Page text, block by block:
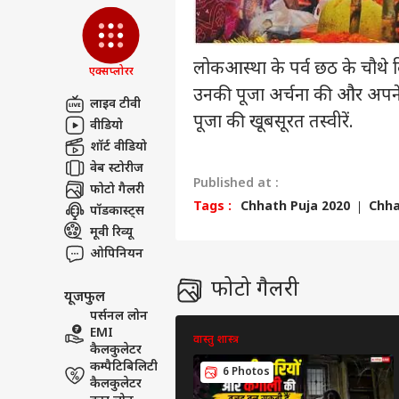
एक्सप्लोरर
लाइव टीवी
वीडियो
शॉर्ट वीडियो
वेब स्टोरीज
फोटो गैलरी
पॉडकास्ट्स
मूवी रिव्यू
ओपिनियन
यूजफुल
पर्सनल लोन
EMI
कैलकुलेटर
कम्पैटिबिलिटी
कैलकुलेटर
लोकआस्था के पर्व छठ के चौथे
उनकी पूजा अर्चना की और
पूजा की खूबसूरत तस्वीरें.
Published at :
Tags :
Chhath Puja 2020
फोटो गैलरी
वास्तु शास्त्र
6 Photos
सेंड फीडबैक
अबाउट अस
करियर्स
LOGIN
'मां